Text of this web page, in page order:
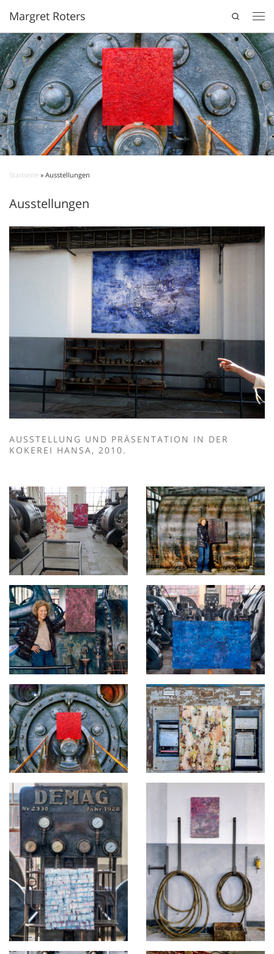
Margret Roters Search
Startseite » Ausstellungen
Ausstellungen
AUSSTELLUNG UND PRÄSENTATION IN DER
KOKEREI HANSA, 2010.